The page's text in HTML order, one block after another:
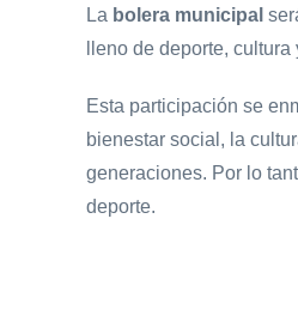
La bolera municipal
lleno de deporte, cultura
Esta participación se
bienestar social, la
generaciones. Por lo
deporte.